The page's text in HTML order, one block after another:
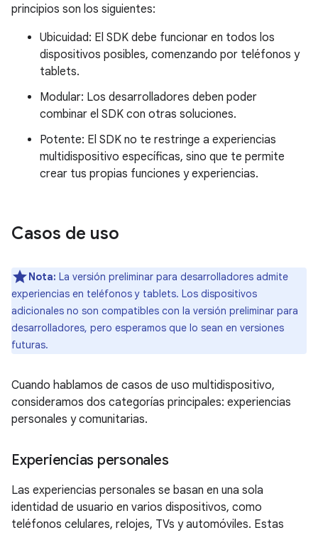
principios son los siguientes:
Ubicuidad: El SDK debe funcionar en todos los
dispositivos posibles, comenzando por teléfonos y
tablets.
Modular: Los desarrolladores deben poder
combinar el SDK con otras soluciones.
Potente: El SDK no te restringe a experiencias
multidispositivo específicas, sino que te permite
crear tus propias funciones y experiencias.
Casos de uso
Nota: La versión preliminar para desarrolladores admite
experiencias en teléfonos y tablets. Los dispositivos
adicionales no son compatibles con la versión preliminar para
desarrolladores, pero esperamos que lo sean en versiones
futuras.
Cuando hablamos de casos de uso multidispositivo,
consideramos dos categorías principales: experiencias
personales y comunitarias.
Experiencias personales
Las experiencias personales se basan en una sola
identidad de usuario en varios dispositivos, como
teléfonos celulares, relojes, TVs y automóviles. Estas